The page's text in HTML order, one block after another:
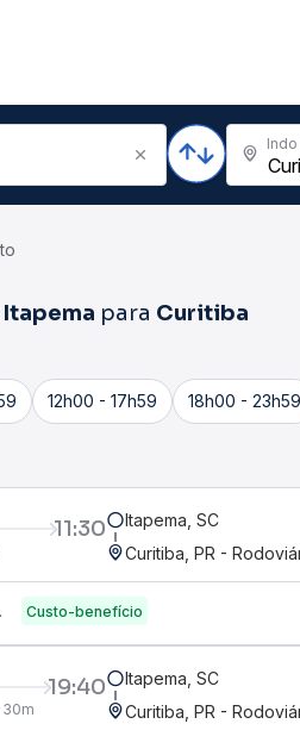
Itapema para Curitiba
12h00 - 17h59 18h00 - 23h59
11:30
Itapema, SC
Curitiba, PR -
Custo-benefício
19:40
30m
Itapema, SC
Curitiba, PR -